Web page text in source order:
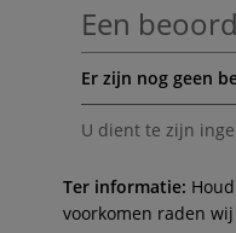
Een
Er zijn nog geen
U dient te zijn
Ter informatie:
voorkomen raden